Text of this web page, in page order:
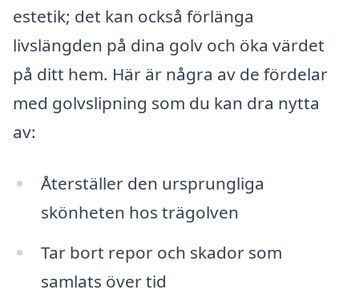
estetik; det kan också förlänga
livslängden på dina golv och öka värdet
på ditt hem. Här är några av de fördelar
med golvslipning som du kan dra nytta
av:
Återställer den ursprungliga
skönheten hos trägolven
Tar bort repor och skador som
samlats över tid